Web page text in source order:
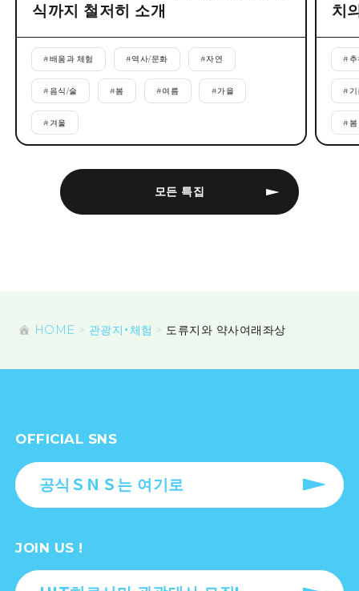
모든 특집
식까지 철저히 소개
#배움과 체험 #역사/문화 #자연
#음식/술 #봄 #여름 #가을
# 겨울
치
#
#
#봄
HOME 관광지・체험 도류지와 약사여래좌상
OFFICIAL SNS
공식ＳＮＳ는 여기로
JOIN US !